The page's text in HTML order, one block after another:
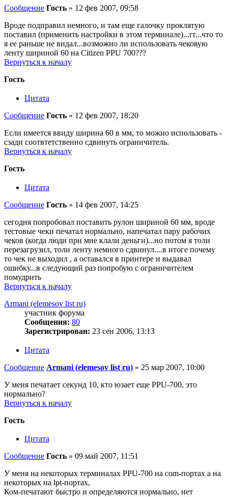
Сообщение Гость » 12 фев 2007, 09:58
Вроде подправил немного, и там еще галочку проклятую
поставил (применить настройки в этом терминале)...гг...что то
я ее раньше не видал...возможно ли использовать чековую
ленту шириной 60 на Citizen PPU 700???
Вернуться к началу
Гость
Цитата
Сообщение Гость » 12 фев 2007, 18:20
Если имеется ввиду ширина 60 в мм, то можно использовать -
сзади соотвтетственно сдвинуть ограничитель.
Вернуться к началу
Гость
Цитата
Сообщение Гость » 14 фев 2007, 14:25
сегодня попробовал поставить рулон шириной 60 мм, вроде
тестовые чеки печатал нормально, напечатал пару рабочих
чеков (когда люди при мне клали деньги)...но потом я толи
перезагрузил, толи ленту немного сдвинул....в итоге почему
то чек не выходил , а оставался в принтере и выдавал
ошибку...в следующий раз попробую с ограничителем
помудрить
Вернуться к началу
Armani (elemesov list ru)
участник форума
Сообщения: 80
Зарегистрирован: 23 сен 2006, 13:13
Цитата
Сообщение Armani (elemesov list ru) » 25 мар 2007, 10:00
У меня печатает секунд 10, кто юзает еще PPU-700, это
нормально?
Вернуться к началу
Гость
Цитата
Сообщение Гость » 09 май 2007, 11:51
У меня на некоторых терминалах PPU-700 на com-портах а на
некоторых на lpt-портах,
Ком-печатают быстро и определяются нормально, нет